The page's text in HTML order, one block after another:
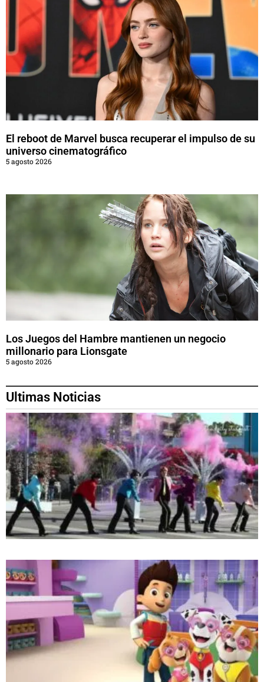
El reboot de Marvel busca recuperar el impulso de su
universo cinematográfico
5 agosto 2026
Los Juegos del Hambre mantienen un negocio
millonario para Lionsgate
5 agosto 2026
Ultimas Noticias